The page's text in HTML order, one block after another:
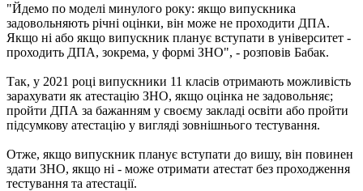
"Йдемо по моделі минулого року: якщо випускника
задовольняють річні оцінки, він може не проходити ДПА.
Якщо ні або якщо випускник планує вступати в університет -
проходить ДПА, зокрема, у формі ЗНО", - розповів Бабак.
Так, у 2021 році випускники 11 класів отримають можливість
зарахувати як атестацію ЗНО, якщо оцінка не задовольняє;
пройти ДПА за бажанням у своєму закладі освіти або пройти
підсумкову атестацію у вигляді зовнішнього тестування.
Отже, якщо випускник планує вступати до вишу, він повинен
здати ЗНО, якщо ні - може отримати атестат без проходження
тестування та атестації.